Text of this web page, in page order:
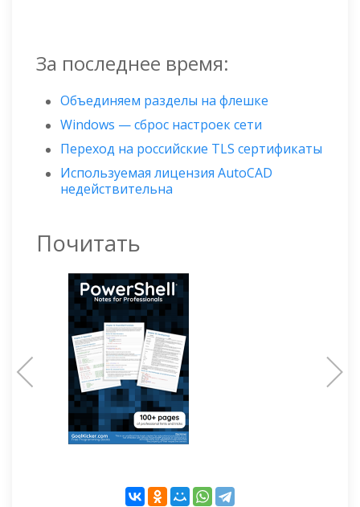
За последнее время:
Объединяем разделы на флешке
Windows — сброс настроек сети
Переход на российские TLS сертификаты
Используемая лицензия AutoCAD
недействительна
Почитать